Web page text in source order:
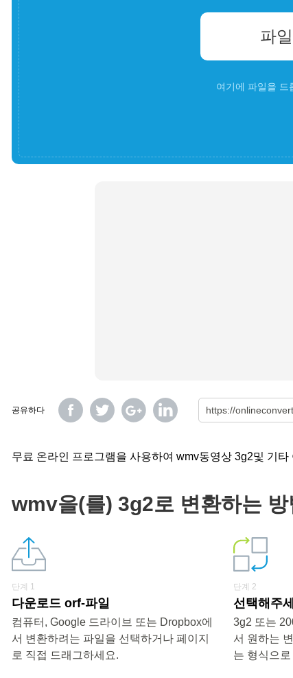
파
여기에 파일을 드
공유하다
무료 온라인 프로그램을 사용하여 wmv동영상 3g2및 기
wmv을(를) 3g2로 변환하는 방
단계 1
다운로드 orf-파일
컴퓨터, Google 드라이브 또는 Dropbox에
서 변환하려는 파일을 선택하거나 페이지
로 직접 드래그하세요.
단계 2
선택해주
3g2 또는
서 원하는
는 형식으